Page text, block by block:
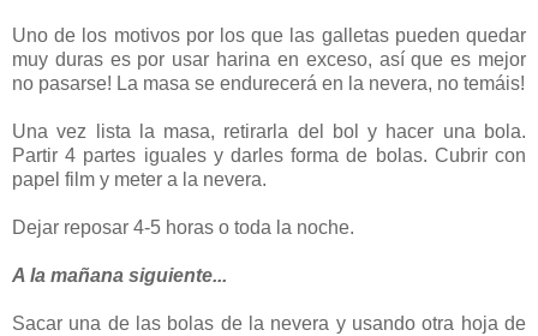
Uno de los motivos por los que las galletas pueden quedar
muy duras es por usar harina en exceso, así que es mejor
no pasarse! La masa se endurecerá en la nevera, no temáis!
Una vez lista la masa, retirarla del bol y hacer una bola.
Partir 4 partes iguales y darles forma de bolas. Cubrir con
papel film y meter a la nevera.
Dejar reposar 4-5 horas o toda la noche.
A la mañana siguiente...
Sacar una de las bolas de la nevera y usando otra hoja de